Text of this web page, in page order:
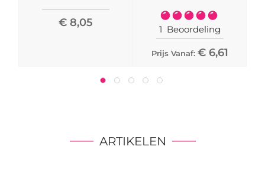
€ 8,05
Waardering:
100%
1 Beoordeling
Prijs Vanaf: € 6,61
ARTIKELEN